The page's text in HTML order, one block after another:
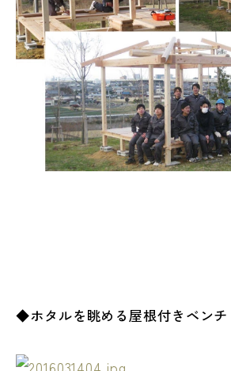
◆ホタルを眺める屋根付きベンチ